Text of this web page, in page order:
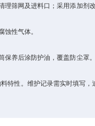
筛网及进料口；采用添加剂改
性气体‌。
养后涂防护油，覆盖防尘罩‌。
性‌。维护记录需实时填写，